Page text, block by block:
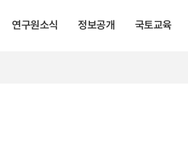
연구원소식 정보공개 국토교육